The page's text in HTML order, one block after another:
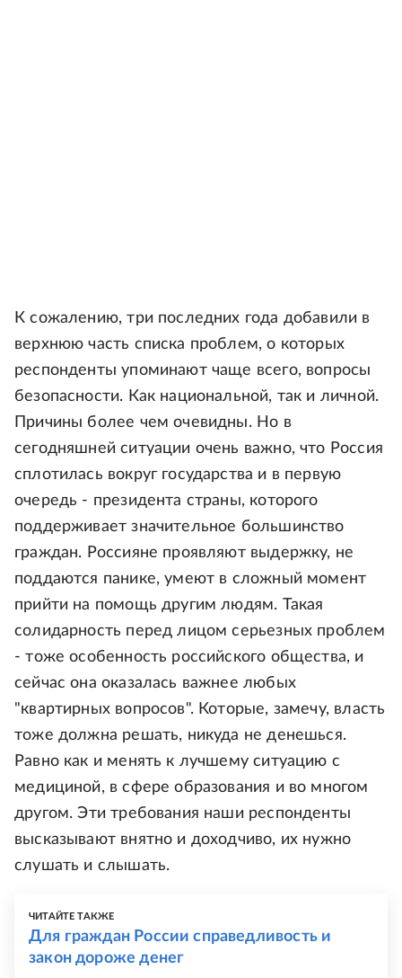
К сожалению, три последних года добавили в
верхнюю часть списка проблем, о которых
респонденты упоминают чаще всего, вопросы
безопасности. Как национальной, так и личной.
Причины более чем очевидны. Но в
сегодняшней ситуации очень важно, что Россия
сплотилась вокруг государства и в первую
очередь - президента страны, которого
поддерживает значительное большинство
граждан. Россияне проявляют выдержку, не
поддаются панике, умеют в сложный момент
прийти на помощь другим людям. Такая
солидарность перед лицом серьезных проблем
- тоже особенность российского общества, и
сейчас она оказалась важнее любых
"квартирных вопросов". Которые, замечу, власть
тоже должна решать, никуда не денешься.
Равно как и менять к лучшему ситуацию с
медициной, в сфере образования и во многом
другом. Эти требования наши респонденты
высказывают внятно и доходчиво, их нужно
слушать и слышать.
ЧИТАЙТЕ ТАКЖЕ
Для граждан России справедливость и
закон дороже денег